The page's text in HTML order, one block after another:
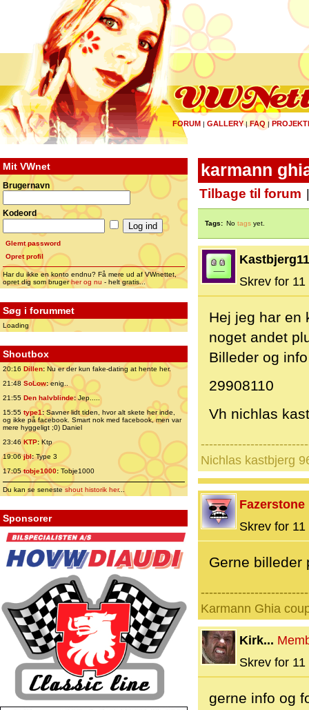
FORUM | GALLERY|FAQ |
Mit VWnet
Brugernavn
Kodeord
Glemt password
Opret profil
Har du ikke en konto endnu? Få mere ud af VWnettet,
opret dig som brugerher og nu - helt gratis...
Søg i forummet
Loading
Shoutbox
20:16 Dillen: Nu er der kun fake-dating at hente her.
21:48 SoLow:enig..
21:55 Den halvblinde:Jep.....
15:55 type1:Savner lidt tiden, hvor alt skete her inde,
og ikke på facebook. Smart nok med facebook, men var
mere hyggeligt ;0) Daniel
23:46 KTP:Ktp
19:06jbl:Type 3
17:05tobje1000: Tobje1000
Du kan se senesteshout historik her...
Sponsorer
karmann
Tilbage til forum
Tags: No tags yet.
Kastbjerg11
Skrev for
Hej jeg har en
noget andet
Billeder og
29908110
Vh nichlas
Nichlas kastbjerg
Fazerstone
Skrev for
Gerne billeder
Karmann Ghia
Kirk...
Skrev for
gerne info og